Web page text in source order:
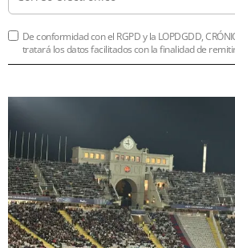
De conformidad con el RGPD y la LOPDGDD,
tratará los datos facilitados con la finalidad de